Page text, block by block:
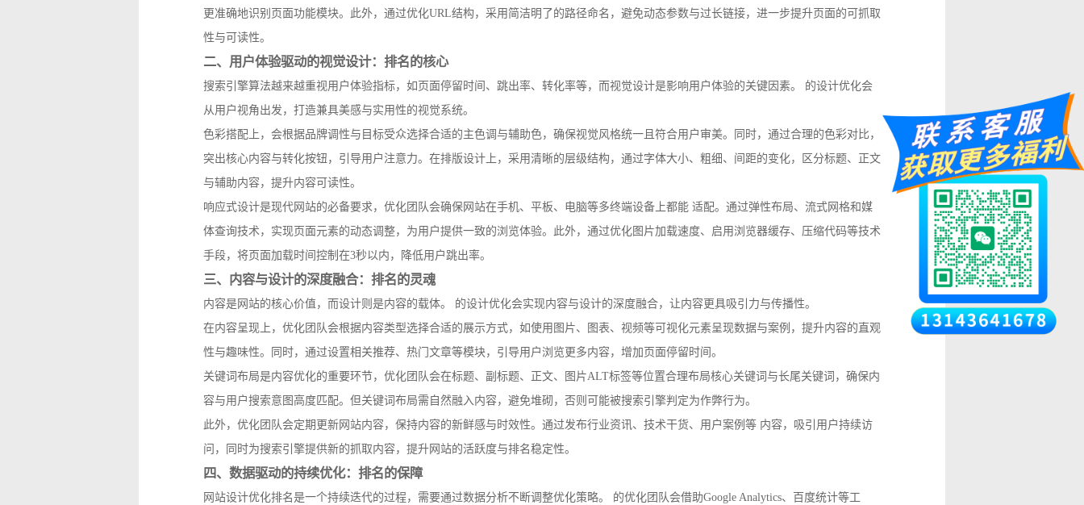
更准确地识别页面功能模块。此外，通过优化URL结构，采用简洁明了的路径命名，避免动态参数与过长链接，进一步提升页面的可抓取
性与可读性。
二、用户体验驱动的视觉设计：排名的核心
搜索引擎算法越来越重视用户体验指标，如页面停留时间、跳出率、转化率等，而视觉设计是影响用户体验的关键因素。 的设计优化会
从用户视角出发，打造兼具美感与实用性的视觉系统。
色彩搭配上，会根据品牌调性与目标受众选择合适的主色调与辅助色，确保视觉风格统一且符合用户审美。同时，通过合理的色彩对比，
突出核心内容与转化按钮，引导用户注意力。在排版设计上，采用清晰的层级结构，通过字体大小、粗细、间距的变化，区分标题、正文
与辅助内容，提升内容可读性。
响应式设计是现代网站的必备要求，优化团队会确保网站在手机、平板、电脑等多终端设备上都能 适配。通过弹性布局、流式网格和媒
体查询技术，实现页面元素的动态调整，为用户提供一致的浏览体验。此外，通过优化图片加载速度、启用浏览器缓存、压缩代码等技术
手段，将页面加载时间控制在3秒以内，降低用户跳出率。
三、内容与设计的深度融合：排名的灵魂
内容是网站的核心价值，而设计则是内容的载体。 的设计优化会实现内容与设计的深度融合，让内容更具吸引力与传播性。
在内容呈现上，优化团队会根据内容类型选择合适的展示方式，如使用图片、图表、视频等可视化元素呈现数据与案例，提升内容的直观
性与趣味性。同时，通过设置相关推荐、热门文章等模块，引导用户浏览更多内容，增加页面停留时间。
关键词布局是内容优化的重要环节，优化团队会在标题、副标题、正文、图片ALT标签等位置合理布局核心关键词与长尾关键词，确保内
容与用户搜索意图高度匹配。但关键词布局需自然融入内容，避免堆砌，否则可能被搜索引擎判定为作弊行为。
此外，优化团队会定期更新网站内容，保持内容的新鲜感与时效性。通过发布行业资讯、技术干货、用户案例等 内容，吸引用户持续访
问，同时为搜索引擎提供新的抓取内容，提升网站的活跃度与排名稳定性。
四、数据驱动的持续优化：排名的保障
网站设计优化排名是一个持续迭代的过程，需要通过数据分析不断调整优化策略。 的优化团队会借助Google Analytics、百度统计等工